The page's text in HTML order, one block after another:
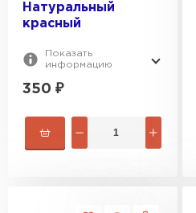
Натуральный
красный
Показать
информацию
350 ₽